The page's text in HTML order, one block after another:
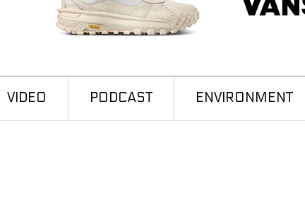
VIDEO PODCAST ENVIRONMENT